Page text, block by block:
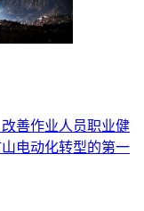
善作业人员职业健
电动化转型的第一